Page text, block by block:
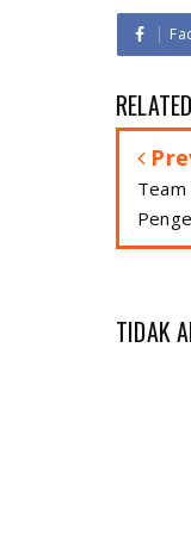
Team
TIDAK